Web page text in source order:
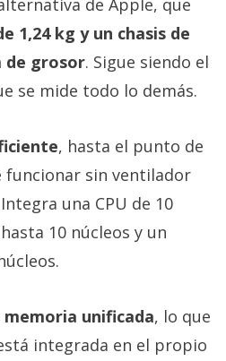
de Apple, que
1,24 kg y un chasis de
de grosor. Sigue siendo el
se mide todo lo demás.
, hasta el punto de
sin ventilador
una CPU de 10
10 núcleos y un
unificada, lo que
integrada en el propio